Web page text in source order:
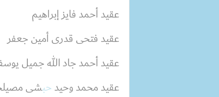
عقيد أحمد فايز إبراهيم
عقيد فتحى قدرى أمين جعفر
عقيد أحمد جاد الله جميل
عقيد محمد وحيدحبشى